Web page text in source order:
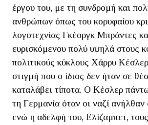
έργου του, με τη συνδρομή και
ανθρώπων όπως του κορυφαίου
λογοτεχνίας Γκέοργκ Μπράντες
ευρισκόμενου πολύ υψηλά στους
πολιτικούς κύκλους Χάρρυ
στιγμή που ο ίδιος δεν ήταν σε
καταλάβει τίποτα. Ο Κέσλερ
τη Γερμανία όταν οι ναζί ανήλθαν
ενώ η αδελφή του, Ελίζαμπετ,